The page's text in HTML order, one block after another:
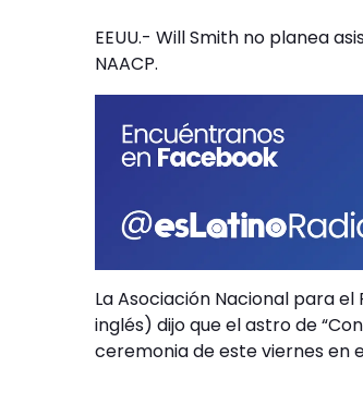
EEUU.- Will Smith no planea
NAACP.
La Asociación Nacional para el
inglés) dijo que el astro de
ceremonia de este viernes en